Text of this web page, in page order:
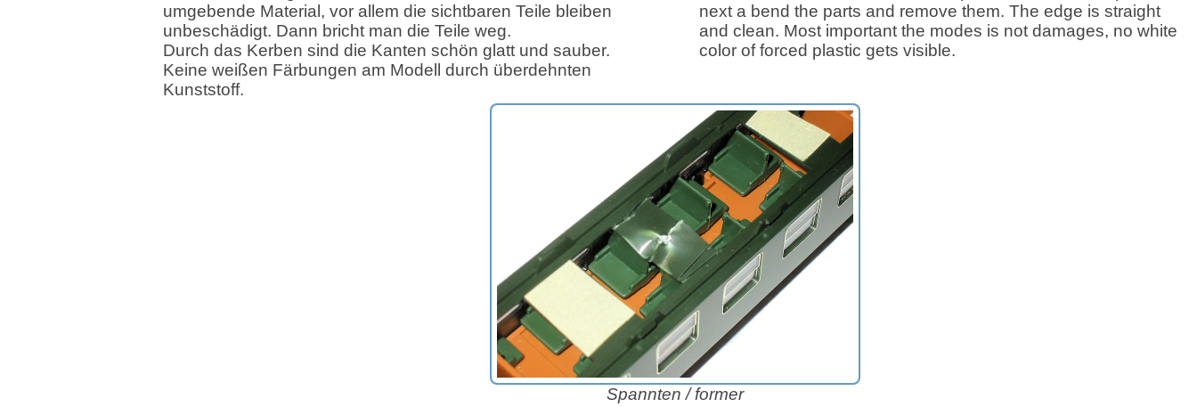
umgebende Material, vor allem die sichtbaren Teile bleiben
unbeschädigt. Dann bricht man die Teile weg.
Durch das Kerben sind die Kanten schön glatt und sauber.
Keine weißen Färbungen am Modell durch überdehnten
Kunststoff.
next a bend the parts and remove them. The edge is straight
and clean. Most important the modes is not damages, no white
color of forced plastic gets visible.
Spannten /former